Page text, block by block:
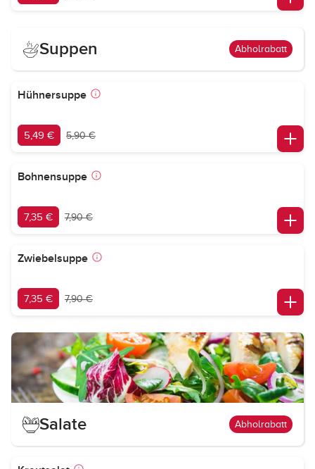
Suppen Abholrabatt
Hühnersuppe
5,49 € 5,90 €
Bohnensuppe
7,35 € 7,90 €
Zwiebelsuppe
7,35 € 7,90 €
Salate Abholrabatt